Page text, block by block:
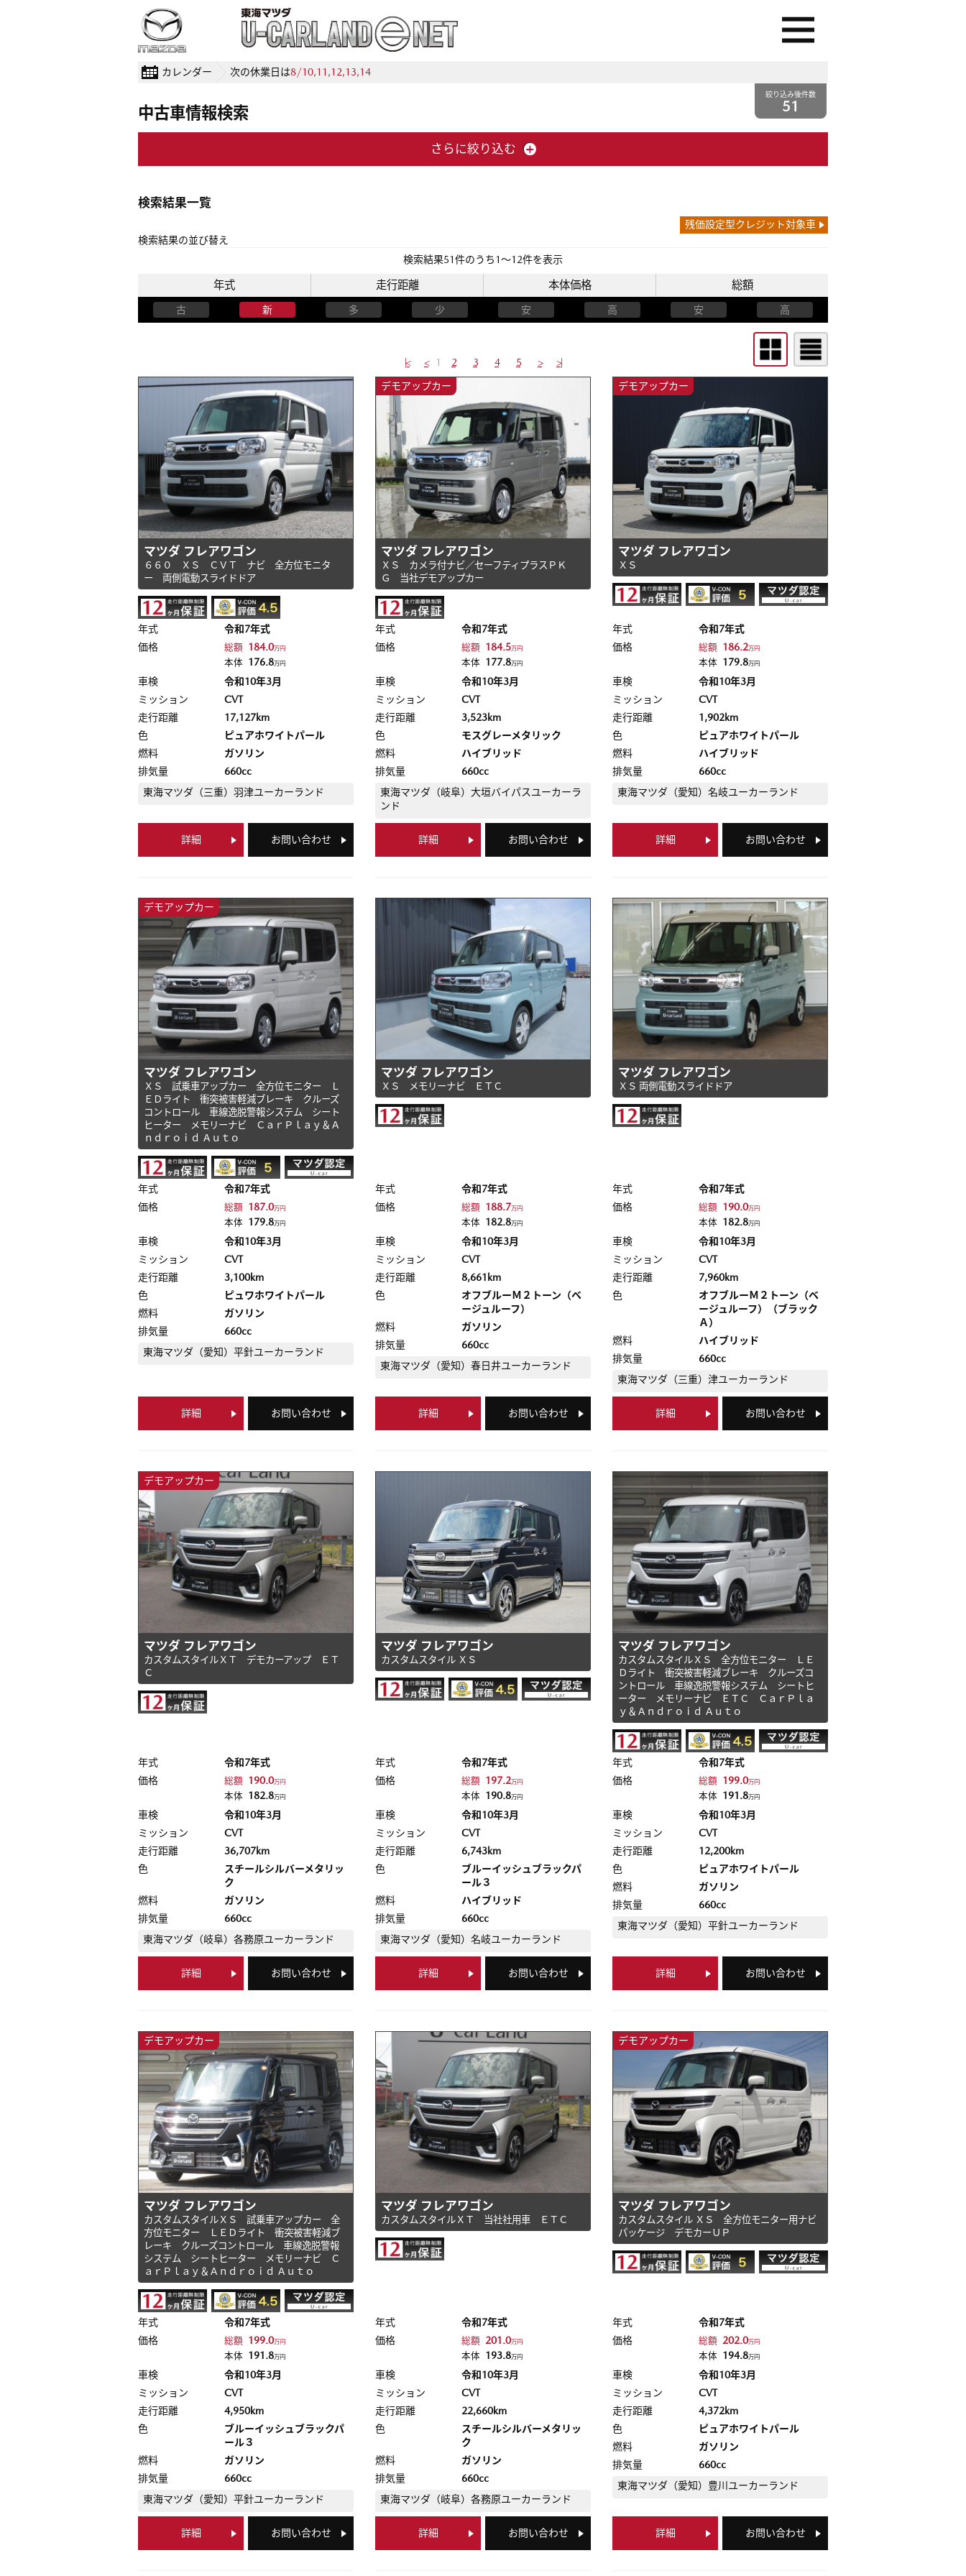
カレンダー 次の休業日は8/10,11,12,13,14
絞り込み後件数
51
中古車情報検索
さらに絞り込む
検索結果一覧
残価設定型クレジット対象車
検索結果の並び替え
検索結果51件のうち1〜12件を表示
年式 走行距離 本体価格 総額
古 新 多 少 安 高 安 高
|< < 1 2 3 4 5 > >|
マツダ フレアワゴン
６６０ ＸＳ ＣＶＴ ナビ 全方位モニタ
ー 両側電動スライドドア
年式
令和7年式
価格
総額 184.0万円
本体 176.8万円
車検
令和10年3月
ミッション
CVT
走行距離
17,127km
色
ピュアホワイトパール
燃料
ガソリン
排気量
660cc
東海マツダ（三重） 羽津ユーカーランド
詳細 お問い合わせ
デモアップカー
マツダ フレアワゴン
ＸＳ カメラ付ナビ／セーフティプラスＰＫ
Ｇ 当社デモアップカー
年式
令和7年式
価格
総額 184.5万円
本体 177.8万円
車検
令和10年3月
ミッション
CVT
走行距離
3,523km
色
モスグレーメタリック
燃料
ハイブリッド
排気量
660cc
東海マツダ（岐阜） 大垣バイパスユーカーラ
ンド
詳細 お問い合わせ
デモアップカー
マツダ フレアワゴン
ＸＳ
年式
令和7年式
価格
総額 186.2万円
本体 179.8万円
車検
令和10年3月
ミッション
CVT
走行距離
1,902km
色
ピュアホワイトパール
燃料
ハイブリッド
排気量
660cc
東海マツダ（愛知） 名岐ユーカーランド
詳細 お問い合わせ
デモアップカー
マツダ フレアワゴン
ＸＳ 試乗車アップカー 全方位モニター Ｌ
ＥＤライト 衝突被害軽減ブレーキ クルーズ
コントロール 車線逸脱警報システム シート
ヒーター メモリーナビ ＣａｒＰｌａｙ＆Ａ
ｎｄｒｏｉｄ Ａｕｔｏ
年式
令和7年式
価格
総額 187.0万円
本体 179.8万円
車検
令和10年3月
ミッション
CVT
走行距離
3,100km
色
ピュワホワイトパール
燃料
ガソリン
排気量
660cc
東海マツダ（愛知） 平針ユーカーランド
詳細 お問い合わせ
マツダ フレアワゴン
ＸＳ メモリーナビ ＥＴＣ
年式
令和7年式
価格
総額 188.7万円
本体 182.8万円
車検
令和10年3月
ミッション
CVT
走行距離
8,661km
色
オフブルーＭ２トーン（ベ
ージュルーフ）
燃料
ガソリン
排気量
660cc
東海マツダ（愛知） 春日井ユーカーランド
詳細 お問い合わせ
マツダ フレアワゴン
ＸＳ 両側電動スライドドア
年式
令和7年式
価格
総額 190.0万円
本体 182.8万円
車検
令和10年3月
ミッション
CVT
走行距離
7,960km
色
オフブルーＭ２トーン（ベ
ージュルーフ）（ブラック
Ａ）
燃料
ハイブリッド
排気量
660cc
東海マツダ（三重） 津ユーカーランド
詳細 お問い合わせ
デモアップカー
マツダ フレアワゴン
カスタムスタイルＸＴ デモカーアップ ＥＴ
Ｃ
年式
令和7年式
価格
総額 190.0万円
本体 182.8万円
車検
令和10年3月
ミッション
CVT
走行距離
36,707km
色
スチールシルバーメタリッ
ク
燃料
ガソリン
排気量
660cc
東海マツダ（岐阜） 各務原ユーカーランド
詳細 お問い合わせ
マツダ フレアワゴン
カスタムスタイル ＸＳ
年式
令和7年式
価格
総額 197.2万円
本体 190.8万円
車検
令和10年3月
ミッション
CVT
走行距離
6,743km
色
ブルーイッシュブラックパ
ール３
燃料
ハイブリッド
排気量
660cc
東海マツダ（愛知） 名岐ユーカーランド
詳細 お問い合わせ
マツダ フレアワゴン
カスタムスタイルＸＳ 全方位モニター ＬＥ
Ｄライト 衝突被害軽減ブレーキ クルーズコ
ントロール 車線逸脱警報システム シートヒ
ーター メモリーナビ ＥＴＣ ＣａｒＰｌａ
ｙ＆Ａｎｄｒｏｉｄ Ａｕｔｏ
年式
令和7年式
価格
総額 199.0万円
本体 191.8万円
車検
令和10年3月
ミッション
CVT
走行距離
12,200km
色
ピュアホワイトパール
燃料
ガソリン
排気量
660cc
東海マツダ（愛知） 平針ユーカーランド
詳細 お問い合わせ
デモアップカー
マツダ フレアワゴン
カスタムスタイルＸＳ 試乗車アップカー 全
方位モニター ＬＥＤライト 衝突被害軽減ブ
レーキ クルーズコントロール 車線逸脱警報
システム シートヒーター メモリーナビ Ｃ
ａｒＰｌａｙ＆Ａｎｄｒｏｉｄ Ａｕｔｏ
年式
令和7年式
価格
総額 199.0万円
本体 191.8万円
車検
令和10年3月
ミッション
CVT
走行距離
4,950km
色
ブルーイッシュブラックパ
ール３
燃料
ガソリン
排気量
660cc
東海マツダ（愛知） 平針ユーカーランド
詳細 お問い合わせ
マツダ フレアワゴン
カスタムスタイルＸＴ 当社社用車 ＥＴＣ
年式
令和7年式
価格
総額 201.0万円
本体 193.8万円
車検
令和10年3月
ミッション
CVT
走行距離
22,660km
色
スチールシルバーメタリッ
ク
燃料
ガソリン
排気量
660cc
東海マツダ（岐阜） 各務原ユーカーランド
詳細 お問い合わせ
デモアップカー
マツダ フレアワゴン
カスタムスタイル ＸＳ 全方位モニター用ナビ
パッケージ デモカーＵＰ
年式
令和7年式
価格
総額 202.0万円
本体 194.8万円
車検
令和10年3月
ミッション
CVT
走行距離
4,372km
色
ピュアホワイトパール
燃料
ガソリン
排気量
660cc
東海マツダ（愛知） 豊川ユーカーランド
詳細 お問い合わせ